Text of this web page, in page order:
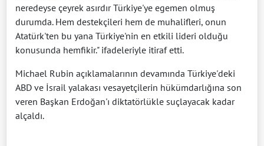
neredeyse çeyrek asırdır Türkiye'ye egemen olmuş
durumda. Hem destekçileri hem de muhalifleri, onun
Atatürk'ten bu yana Türkiye'nin en etkili lideri olduğu
konusunda hemfikir." ifadeleriyle itiraf etti.
Michael Rubin açıklamalarının devamında Türkiye'deki
ABD ve İsrail yalakası vesayetçilerin hükümdarlığına son
veren Başkan Erdoğan'ı diktatörlükle suçlayacak kadar
alçaldı.